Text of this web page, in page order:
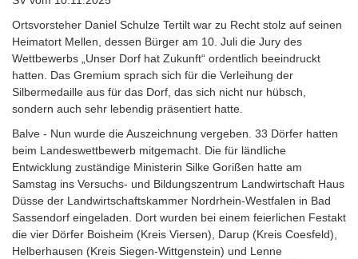
Ortsvorsteher Daniel Schulze Tertilt war zu Recht stolz auf seinen
Heimatort Mellen, dessen Bürger am 10. Juli die Jury des
Wettbewerbs „Unser Dorf hat Zukunft“ ordentlich beeindruckt
hatten. Das Gremium sprach sich für die Verleihung der
Silbermedaille aus für das Dorf, das sich nicht nur hübsch,
sondern auch sehr lebendig präsentiert hatte.
Balve - Nun wurde die Auszeichnung vergeben. 33 Dörfer hatten
beim Landeswettbewerb mitgemacht. Die für ländliche
Entwicklung zuständige Ministerin Silke Gorißen hatte am
Samstag ins Versuchs- und Bildungszentrum Landwirtschaft Haus
Düsse der Landwirtschaftskammer Nordrhein-Westfalen in Bad
Sassendorf eingeladen. Dort wurden bei einem feierlichen Festakt
die vier Dörfer Boisheim (Kreis Viersen), Darup (Kreis Coesfeld),
Helberhausen (Kreis Siegen-Wittgenstein) und Lenne